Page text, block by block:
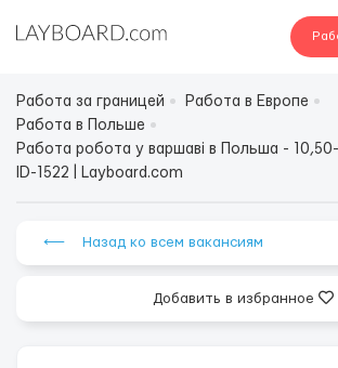
Работа за границей
Работа в Европе
Работа в Польше
Работа робота у варшаві в Польша - 10,50-
ID-1522 | Layboard.com
⟵ Назад ко всем вакансиям
Добавить в избранное